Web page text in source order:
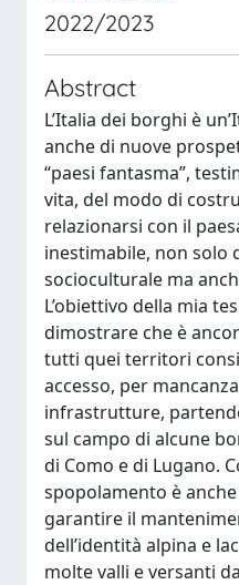
2022/2023
Abstract
L’Italia dei borghi è
anche di nuove
“paesi fantasma”,
vita, del modo di
relazionarsi con il
inestimabile, non solo
socioculturale ma
L’obiettivo della mia
dimostrare che è
tutti quei territori
accesso, per
infrastrutture,
sul campo di alcune
di Como e di Lugano.
spopolamento è
garantire il
dell’identità alpina e
molte valli e versanti